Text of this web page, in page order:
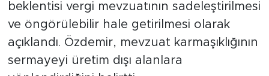
beklentisi vergi mevzuatının sadeleştirilmesi
ve öngörülebilir hale getirilmesi olarak
açıklandı. Özdemir, mevzuat karmaşıklığının
sermayeyi üretim dışı alanlara